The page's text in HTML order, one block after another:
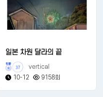
일본 차원 달라의 끝
37
vertical
10-12
9158회